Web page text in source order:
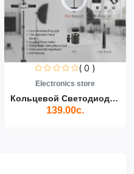
( 0 )
Electronics store
Кольцевой Светодиодный Св...
139.00с.